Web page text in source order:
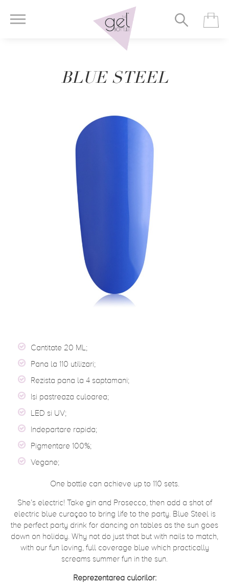
BLUE STEEL
Cantitate 20 ML;
Pana la 110 utilizari;
Rezista pana la 4 saptamani;
Isi pastreaza culoarea;
LED si UV;
Indepartare rapida;
Pigmentare 100%;
Vegane;
One bottle can achieve up to 110 sets.
She’s electric! Take gin and Prosecco, then add a shot of
electric blue curaçao to bring life to the party. Blue Steel is
the perfect party drink for dancing on tables as the sun goes
down on holiday. Why not do just that but with nails to match,
with our fun loving, full coverage blue which practically
screams summer fun in the sun.
Reprezentarea culorilor: